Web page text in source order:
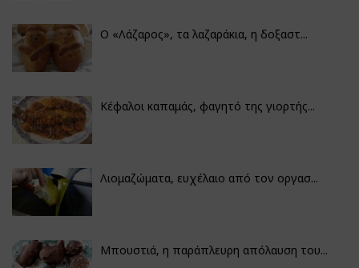
Ο «Λάζαρος», τα λαζαράκια, η δοξαστ...
Κέφαλοι καπαμάς, φαγητό της γιορτής...
Λιομαζώματα, ευχέλαιο από τον οργασ...
Μπουστιά, η παράπλευρη απόλαυση του...